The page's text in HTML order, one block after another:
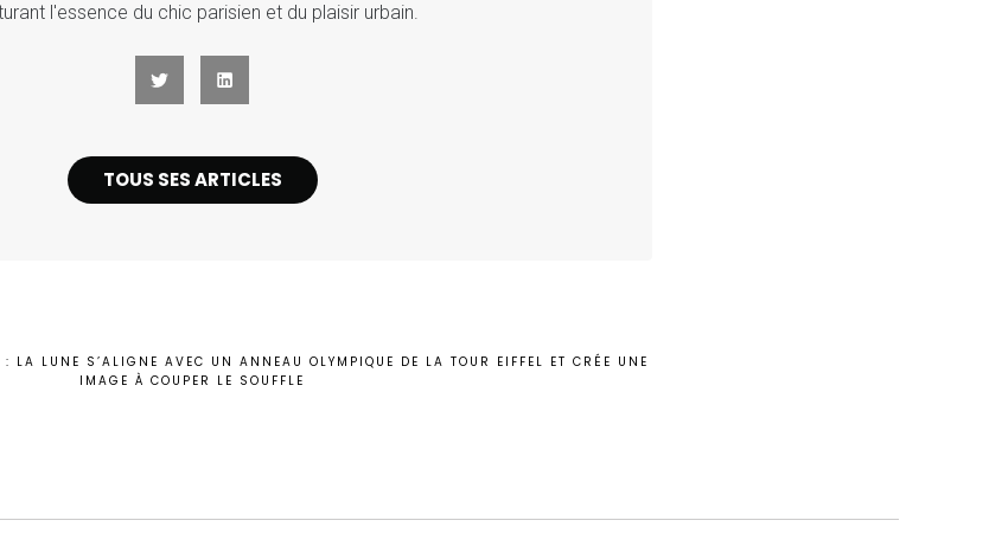
l'essence du chic parisien et du plaisir urbain.
TOUS SES ARTICLES
LUNE S’ALIGNE AVEC UN ANNEAU OLYMPIQUE DE LA TOUR EIFFEL ET CRÉE UNE
IMAGE À COUPER LE SOUFFLE